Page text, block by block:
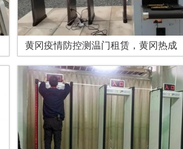
黄冈疫情防控测温门租赁，黄冈热成